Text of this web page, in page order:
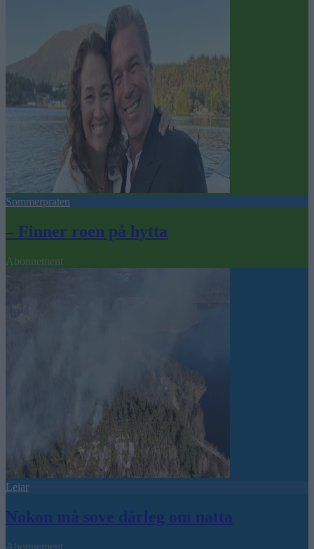
Sommerpraten
– Finner roen på hytta
Abonnement
Leiar
Nokon må sove dårleg om natta
Abonnement